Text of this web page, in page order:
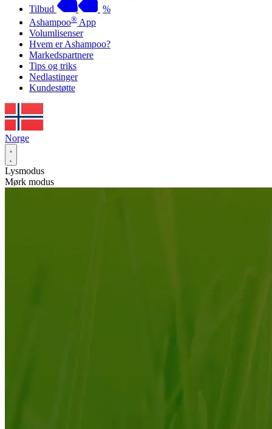
Tilbud
%
Ashampoo® App
Volumlisenser
Hvem er Ashampoo?
Markedspartnere
Tips og triks
Nedlastinger
Kundestøtte
Norge
Lysmodus
Mørk modus